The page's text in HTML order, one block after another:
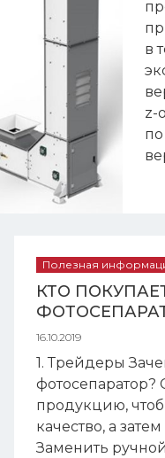
в
z-
Полезная
КТО
16.10.2019
1. Трейдеры
фотосепаратор?
продукцию,
качество, а
Заменить